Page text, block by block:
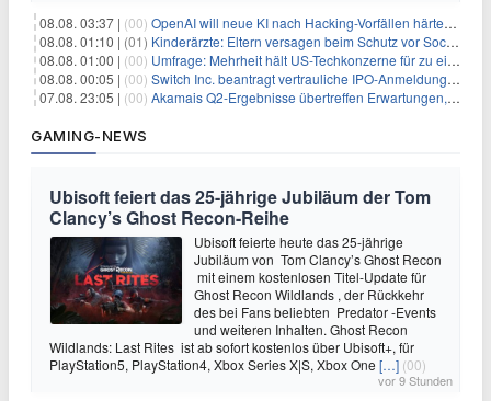
08.08. 03:37 | (00) OpenAI will neue KI nach Hacking-Vorfällen härter überwachen
08.08. 01:10 | (01) Kinderärzte: Eltern versagen beim Schutz vor Social Media
08.08. 01:00 | (00) Umfrage: Mehrheit hält US-Techkonzerne für zu einflussreich
08.08. 00:05 | (00) Switch Inc. beantragt vertrauliche IPO-Anmeldung im Zuge des AI-Booms
07.08. 23:05 | (00) Akamais Q2-Ergebnisse übertreffen Erwartungen, doch Aktien fallen: Ein tieferer Blick
GAMING-NEWS
Ubisoft feiert das 25-jährige Jubiläum der Tom
Clancy’s Ghost Recon-Reihe
Ubisoft feierte heute das 25-jährige
Jubiläum von Tom Clancy’s Ghost Recon
mit einem kostenlosen Titel-Update für
Ghost Recon Wildlands , der Rückkehr
des bei Fans beliebten Predator -Events
und weiteren Inhalten. Ghost Recon
Wildlands: Last Rites ist ab sofort kostenlos über Ubisoft+, für
PlayStation5, PlayStation4, Xbox Series X|S, Xbox One […] (00)
vor 9 Stunden